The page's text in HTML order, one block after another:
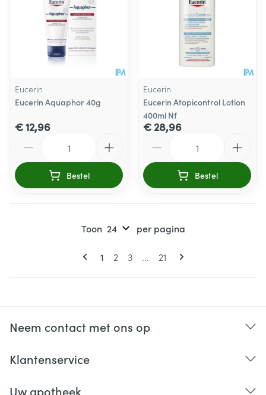
Eucerin
Eucerin Aquaphor 40g
€ 12,96
Bestel
Eucerin
Eucerin Atopicontrol Lotion
400ml Nf
€ 28,96
Bestel
Pagina's
U lees momenteel pagina
1 Pagina
2 Pagina
3 ... Pagina
21
Toon per pagina
Neem contact met ons op
Klantenservice
Uw apotheek